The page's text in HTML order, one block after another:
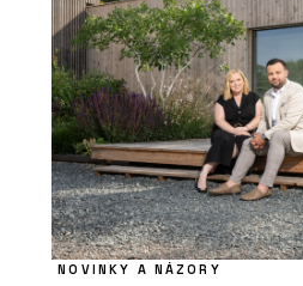
NOVINKY A NÁZORY